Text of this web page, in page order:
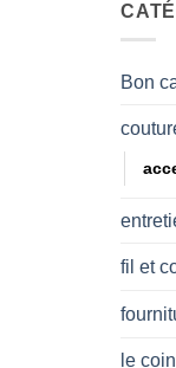
Bon
fil et
le